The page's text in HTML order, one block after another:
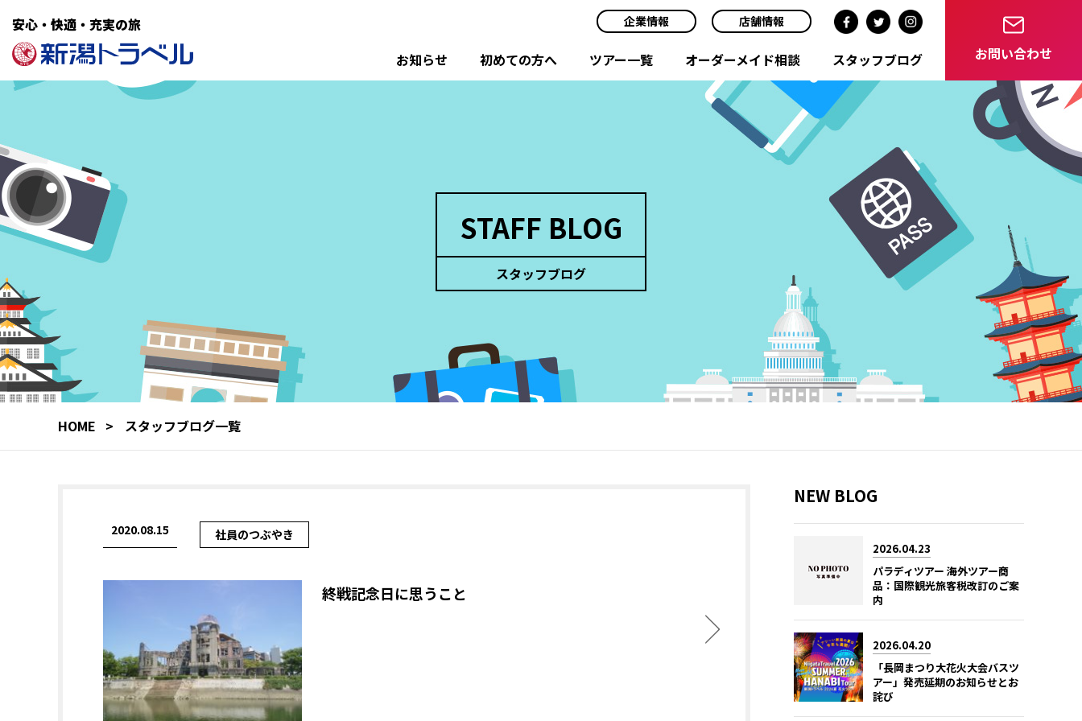
安心・快適・充実の旅 企業情報 店舗情報
お知らせ 初めての方へ ツアー一覧 オーダーメイド相談 スタッフブログ お問い合わせ
STAFF BLOG
スタッフブログ
HOME スタッフブログ一覧
2020.08.15 社員のつぶやき
終戦記念日に思うこと
NEW BLOG
2026.04.23
パラディツアー 海外ツアー商
品：国際観光旅客税改訂のご案
内
2026.04.20
「長岡まつり大花火大会バスツ
アー」発売延期のお知らせとお
詫び